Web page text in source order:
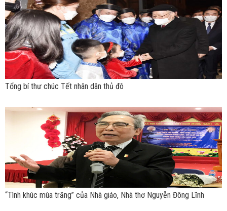
Tổng bí thư chúc Tết nhân dân thủ đô
“Tình khúc mùa trăng” của Nhà giáo, Nhà thơ Nguyễn Đông Lĩnh